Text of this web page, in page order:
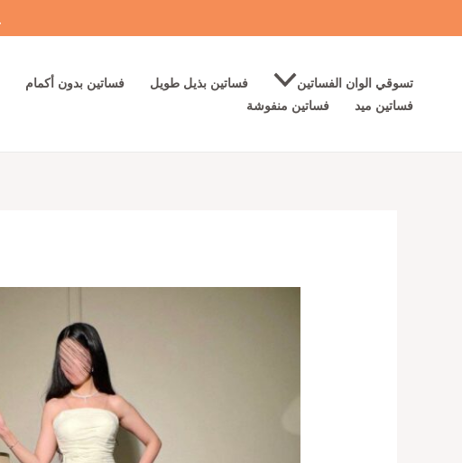
إلى
تسوقي الوان الفساتين فساتين بذيل طويل
فساتين بدون أكمام
فساتين ميد
فساتين منفوشة